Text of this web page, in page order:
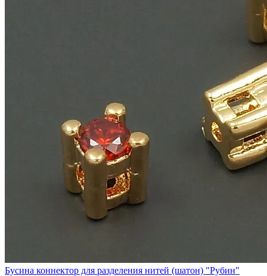
Бусина коннектор для разделения нитей (шатон) "Рубин"